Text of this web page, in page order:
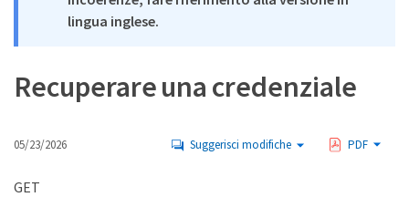
lingua inglese.
Recuperare una credenziale
05/23/2026 Suggerisci modifiche PDF
GET